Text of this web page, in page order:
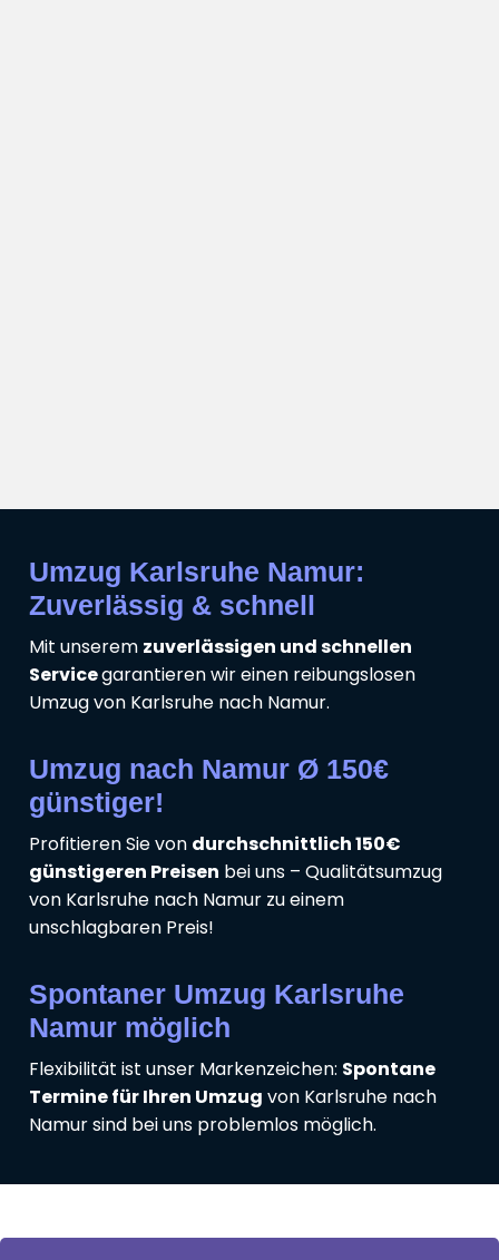
Umzug Karlsruhe Namur:
Zuverlässig & schnell
Mit unserem zuverlässigen und schnellen
Servicegarantieren wir einen reibungslosen
Umzug von Karlsruhe nach Namur.
Umzug nach Namur Ø 150€
günstiger!
Profitieren Sie von durchschnittlich 150€
günstigeren Preisen bei uns – Qualitätsumzug
von Karlsruhe nach Namur zu einem
unschlagbaren Preis!
Spontaner Umzug Karlsruhe
Namur möglich
Flexibilität ist unser Markenzeichen: Spontane
Termine für Ihren Umzug von Karlsruhe nach
Namur sind bei uns problemlos möglich.